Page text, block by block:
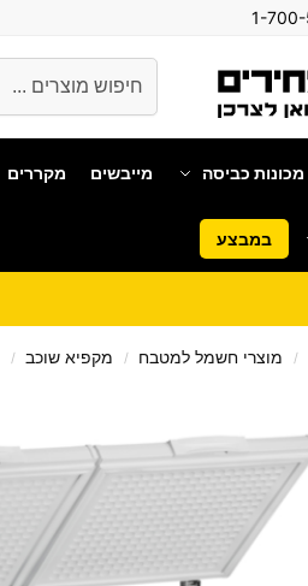
מכונות כביסה מייבשים מקררים
במבצע
/ מוצרי חשמל למטבח / מקפיא שוכב /